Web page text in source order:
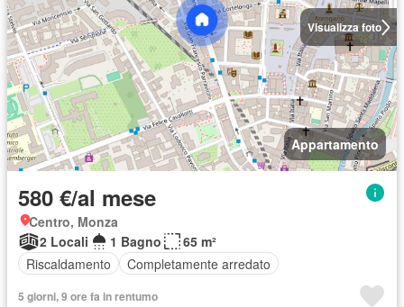
Visualizza foto
Appartamento
580 €/al mese
Centro, Monza
2 Locali
1 Bagno
65 m²
Riscaldamento
Completamente arredato
5 giorni, 9 ore fa in rentumo